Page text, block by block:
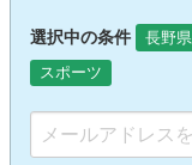
選択中の条件 長野県
スポーツ